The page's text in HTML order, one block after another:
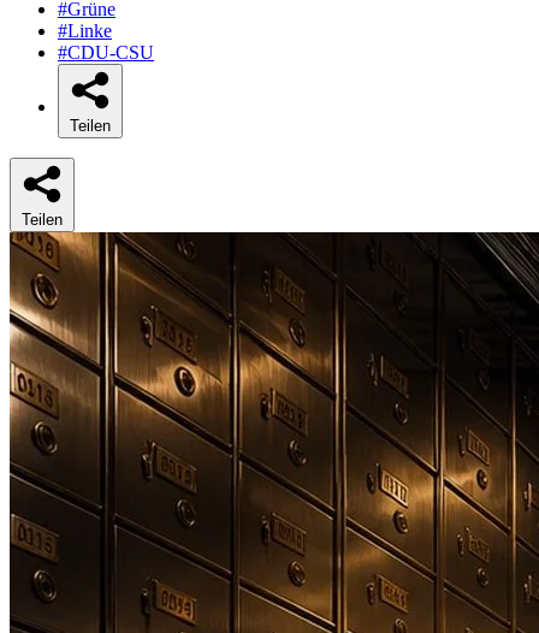
#Grüne
#Linke
#CDU-CSU
Teilen
Teilen